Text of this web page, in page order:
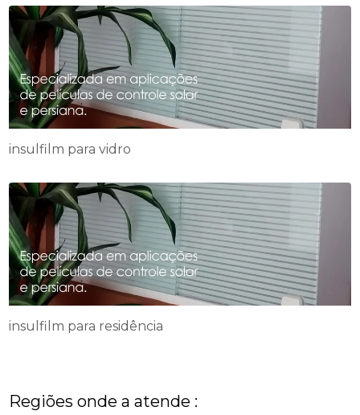
insulfilm para vidro
insulfilm para residência
Regiões onde a atende :